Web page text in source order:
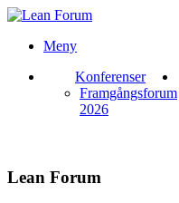
Meny
Konferenser
Framgångsforum
2026
Lean Forum